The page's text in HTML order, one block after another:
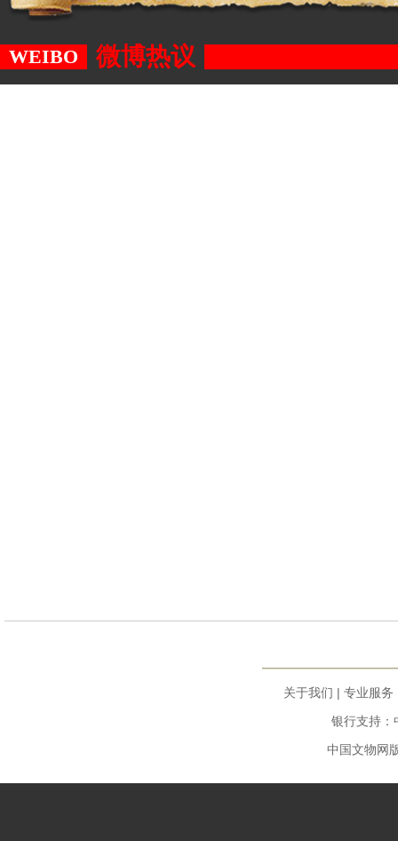
WEIBO 微博热议
关于我们 | 专业服务
银行支持：
中国文物网